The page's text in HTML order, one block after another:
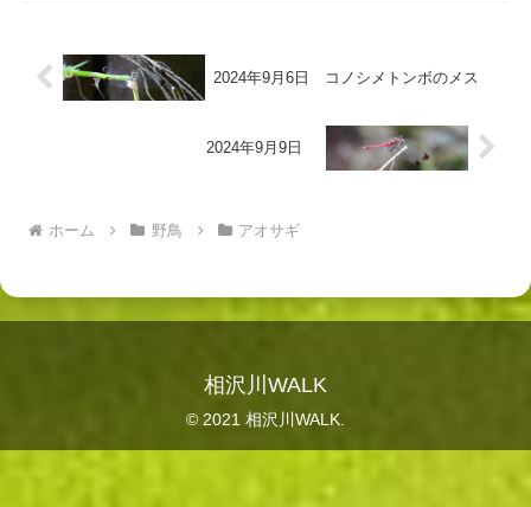
2024年9月6日 コノシメトンボのメス
2024年9月9日
ホーム 野鳥 アオサギ
相沢川WALK
© 2021 相沢川WALK.